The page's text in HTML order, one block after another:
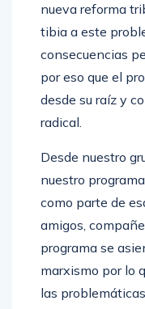
nueva reforma
tibia a este
consecuencias
por eso que el
desde su raíz y
radical.
Desde nuestro
nuestro
como parte de
amigos,
programa se
marxismo por lo
las